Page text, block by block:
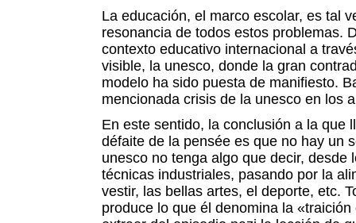
La educación, el marco escolar, es tal
resonancia de todos estos problemas.
contexto educativo internacional a
visible, la unesco, donde la gran
modelo ha sido puesta de manifiesto.
mencionada crisis de la unesco en los
En este sentido, la conclusión a la que
défaite de la pensée es que no hay un
unesco no tenga algo que decir, desde
técnicas industriales, pasando por la
vestir, las bellas artes, el deporte, etc.
produce lo que él denomina la